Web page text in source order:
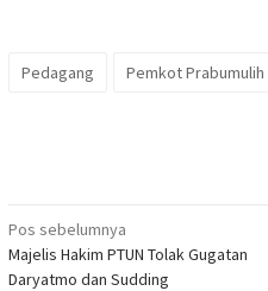
Pedagang Pemkot Prabumulih
Navigasi
pos
Pos sebelumnya
Majelis Hakim PTUN Tolak Gugatan
Daryatmo dan Sudding